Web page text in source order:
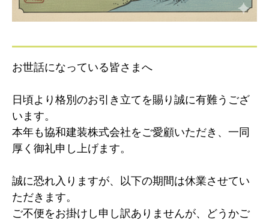
お世話になっている皆さまへ
日頃より格別のお引き立てを賜り誠に有難うござ
います。
本年も協和建装株式会社をご愛顧いただき、一同
厚く御礼申し上げます。
誠に恐れ入りますが、以下の期間は休業させてい
ただきます。
ご不便をお掛けし申し訳ありませんが、どうかご